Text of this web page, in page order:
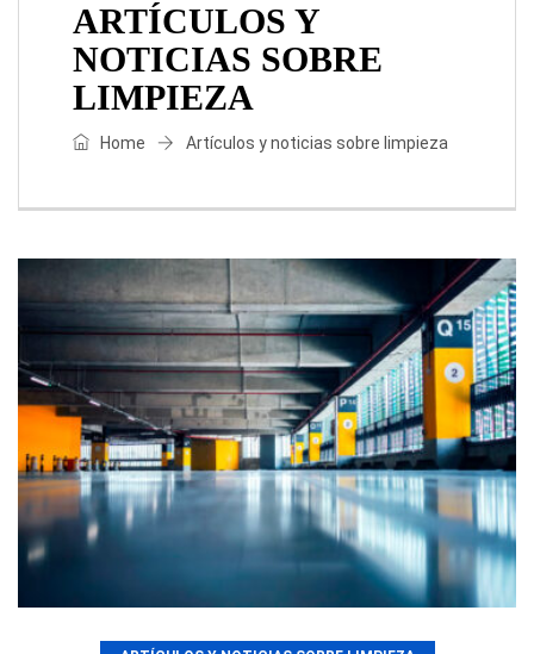
Consejos para limpiar el aire acondicionado
LAURA MILLAN | EMPRESAS D LIMPIEZA®
ARTÍCULOS Y
NOTICIAS SOBRE
LIMPIEZA
Home Artículos y noticias sobre limpieza